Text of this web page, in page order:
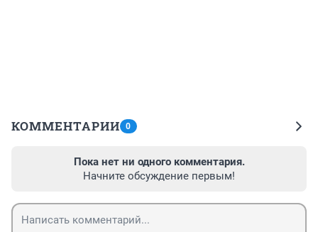
КОММЕНТАРИИ 0
Пока нет ни одного комментария.
Начните обсуждение первым!